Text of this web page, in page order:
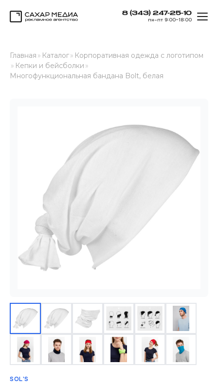
8 (343) 247-25-10
пн–пт 9:00–18:00
Главная » Каталог» Корпоративная одежда с логотипом
» Кепки и бейсболки »
Многофункциональная бандана Bolt, белая
SOL'S